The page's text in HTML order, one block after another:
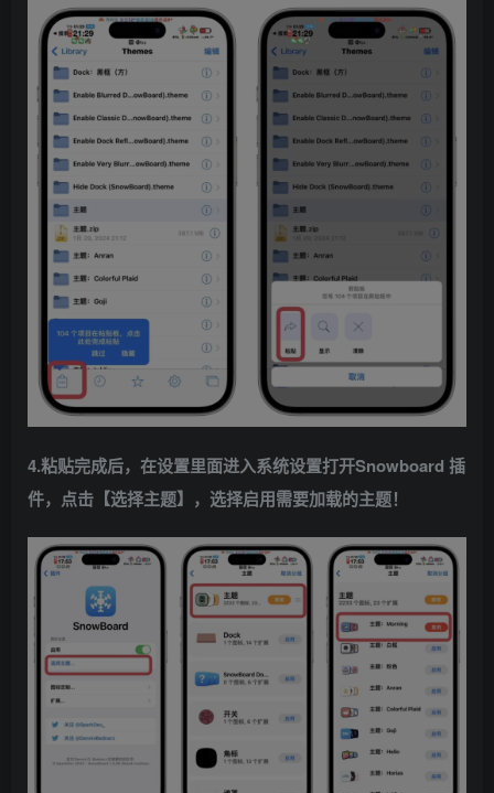
4.粘贴完成后，在设置里面进入系统设置打开Snowboard 插
件，点击【选择主题】，选择启用需要加载的主题！